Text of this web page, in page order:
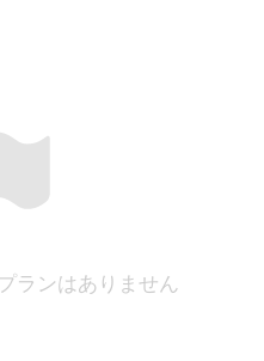
ランはありません